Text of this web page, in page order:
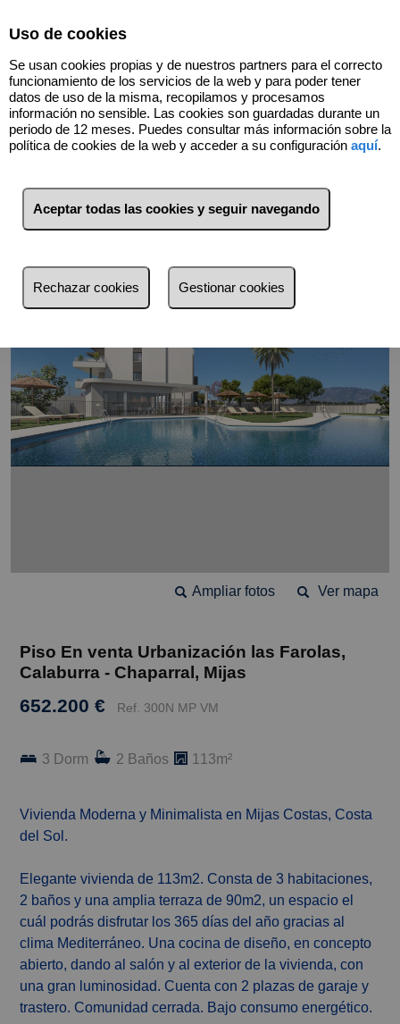
Volver
Ver mapa
Ampliar fotos
Piso En venta Urbanización las Farolas,
Calaburra - Chaparral, Mijas
652.200 € Ref. 300N MP VM
3 Dorm 2 Baños 113m²
Vivienda Moderna y Minimalista en Mijas Costas, Costa
del Sol.
Elegante vivienda de 113m2. Consta de 3 habitaciones,
2 baños y una amplia terraza de 90m2, un espacio el
cuál podrás disfrutar los 365 días del año gracias al
clima Mediterráneo. Una cocina de diseño, en concepto
abierto, dando al salón y al exterior de la vivienda, con
una gran luminosidad. Cuenta con 2 plazas de garaje y
trastero. Comunidad cerrada. Bajo consumo energético.
Uso de cookies
Se usan cookies propias y de nuestros partners para el correcto
funcionamiento de los servicios de la web y para poder tener
datos de uso de la misma, recopilamos y procesamos
información no sensible. Las cookies son guardadas durante un
periodo de 12 meses. Puedes consultar más información sobre la
política de cookies de la web y acceder a su configuración aquí.
Aceptar todas las cookies y seguir navegando
Rechazar cookies Gestionar cookies